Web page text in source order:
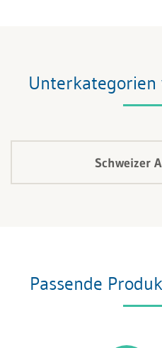
Schweizer
Passende